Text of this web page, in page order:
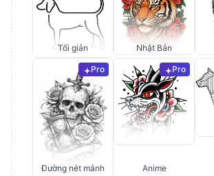
Tối giản Nhật Bản
Pro
Đường nét mảnh
Pro
Anime